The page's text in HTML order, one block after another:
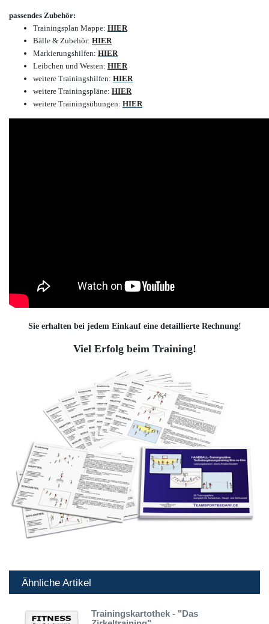
passendes Zubehör:
Trainingsplan Mappe: HIER
Bälle & Zubehör: HIER
Markierungshilfen: HIER
Leibchen und Westen: HIER
weitere Trainingshilfen: HIER
weitere Trainingspläne: HIER
weitere Trainingsübungen: HIER
Sie erhalten bei jedem Einkauf eine detaillierte Rechnung!
Viel Erfolg beim Training!
Ähnliche Artikel
Trainingskartothek - "Das